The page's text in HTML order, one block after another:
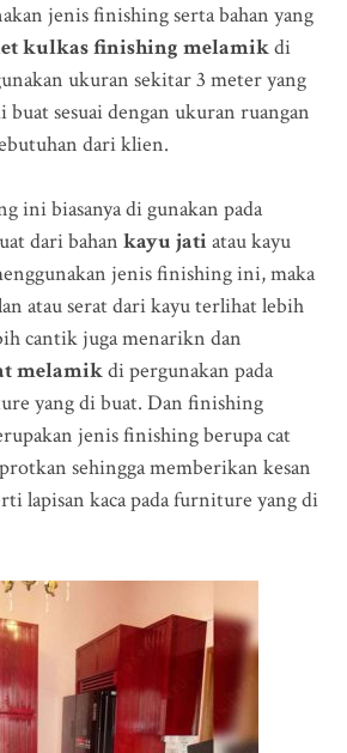
jenis finishing serta bahan yang
kulkas finishing melamikdi
ukuran sekitar 3 meter yang
buat sesuai dengan ukuran ruangan
dari klien.
ini biasanya di gunakan pada
dari bahan kayu jati atau kayu
jenis finishing ini, maka
atau serat dari kayu terlihat lebih
cantik juga menarikn dan
melamikdi pergunakan pada
yang di buat. Dan finishing
jenis finishing berupa cat
sehingga memberikan kesan
lapisan kaca pada furniture yang di